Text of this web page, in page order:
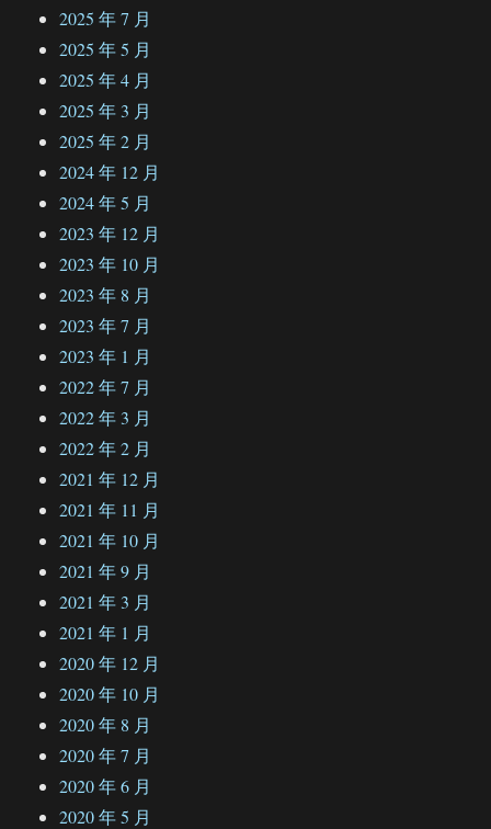
2025 年 7 月
2025 年 5 月
2025 年 4 月
2025 年 3 月
2025 年 2 月
2024 年 12 月
2024 年 5 月
2023 年 12 月
2023 年 10 月
2023 年 8 月
2023 年 7 月
2023 年 1 月
2022 年 7 月
2022 年 3 月
2022 年 2 月
2021 年 12 月
2021 年 11 月
2021 年 10 月
2021 年 9 月
2021 年 3 月
2021 年 1 月
2020 年 12 月
2020 年 10 月
2020 年 8 月
2020 年 7 月
2020 年 6 月
2020 年 5 月